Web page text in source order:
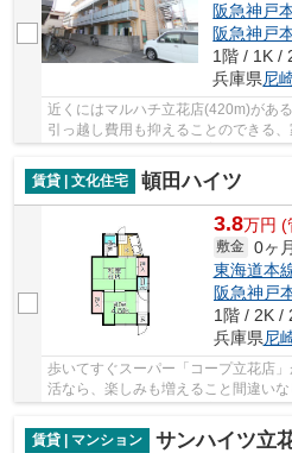
阪急神戸
阪急神戸
1階 / 1K /
兵庫県尼
近くにはマルハチ立花店(420m)があ
引っ越し費用も抑えることのできる
賃貸 | 文化住宅
頓田ハイツ
3.8万円 (
敷金 0ヶ月
東海道本
阪急神戸
1階 / 2K /
兵庫県尼
歩いてすぐスーパー「コープ立花店
活なら、楽しみも増えること間違い
賃貸 | マンション
サンハイツ立